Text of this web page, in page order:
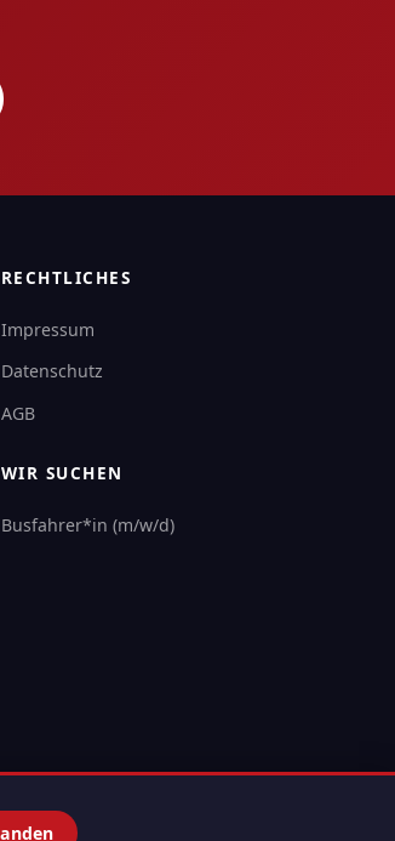
RECHTLICHES
Impressum
Datenschutz
AGB
WIR SUCHEN
Busfahrer*in (m/w/d)